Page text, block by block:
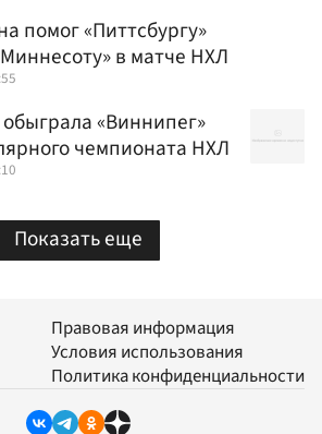
помог «Питтсбургу»
в матче НХЛ
«Виннипег»
чемпионата НХЛ
Показать еще
Правовая информация
Условия использования
Политика конфиденциальности